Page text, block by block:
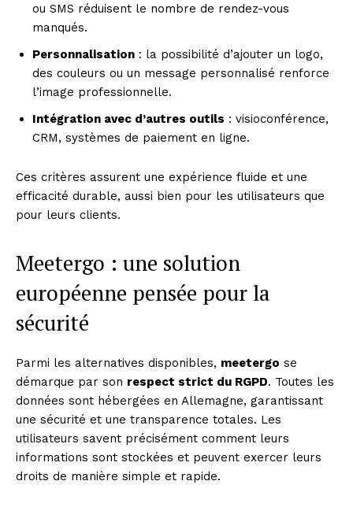
ou SMS réduisent le nombre de rendez-vous
manqués.
Personnalisation : la possibilité d’ajouter un logo,
des couleurs ou un message personnalisé renforce
l’image professionnelle.
Intégration avec d’autres outils : visioconférence,
CRM, systèmes de paiement en ligne.
Ces critères assurent une expérience fluide et une
efficacité durable, aussi bien pour les utilisateurs que
pour leurs clients.
Meetergo : une solution
européenne pensée pour la
sécurité
Parmi les alternatives disponibles, meetergo se
démarque par son respect strict du RGPD. Toutes les
données sont hébergées en Allemagne, garantissant
une sécurité et une transparence totales. Les
utilisateurs savent précisément comment leurs
informations sont stockées et peuvent exercer leurs
droits de manière simple et rapide.